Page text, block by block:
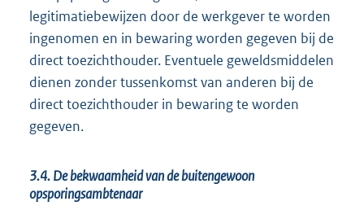
legitimatiebewijzen door de werkgever te worden
ingenomen en in bewaring worden gegeven bij de
direct toezichthouder. Eventuele geweldsmiddelen
dienen zonder tussenkomst van anderen bij de
direct toezichthouder in bewaring te worden
gegeven.
3.4. De bekwaamheid van de buitengewoon
opsporingsambtenaar